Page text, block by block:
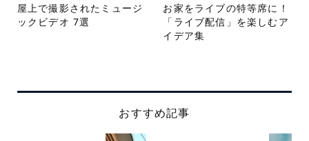
屋上で撮影されたミュージ
ックビデオ 7選
お家をライブの特等席に！
「ライブ配信」を楽しむア
イデア集
おすすめ記事